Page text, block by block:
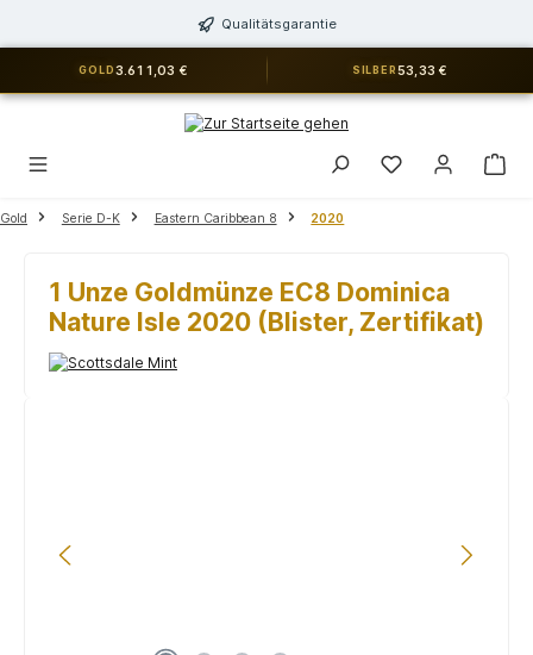
Qualitätsgarantie
GOLD 3.611,03 € SILBER 53,33 €
Du hast 0
Gold Serie D-K Eastern Caribbean 8 2020
1 Unze Goldmünze EC8 Dominica
Nature Isle 2020 (Blister, Zertifikat)